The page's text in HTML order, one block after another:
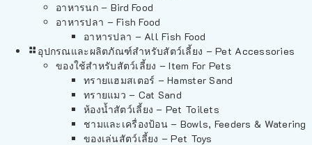
อาหารนก – Bird Food
อาหารปลา – Fish Food
อาหารปลา – All Fish Food
อุปกรณและผลิตภัณฑ์สำหรับสัตว์เลี้ยง – Pet Accessories
ของใช้สำหรับสัตว์เลี้ยง – Item For Pets
ทรายแฮมสเตอร์ – Hamster Sand
ทรายแมว – Cat Sand
ห้องน้ำสัตว์เลี้ยง – Pet Toilets
ชามและเครื่องป้อน – Bowls, Feeders & Watering
ของเล่นสัตว์เลี้ยง – Pet Toys